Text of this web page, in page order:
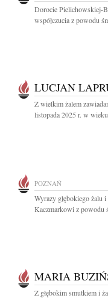
Dorocie Pielichowskiej-
współczucia z powodu
LUCJAN
Z wielkim żalem
listopada 2025 r. w
POZNAŃ
Wyrazy głębokiego żalu
Kaczmarkowi z powodu
MARIA
Z głębokim smutkiem i